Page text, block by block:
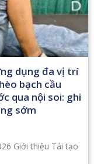
dụng đa vị trí
bạch cầu
qua nội soi: ghi
sớm
Giới thiệu Tái tạo